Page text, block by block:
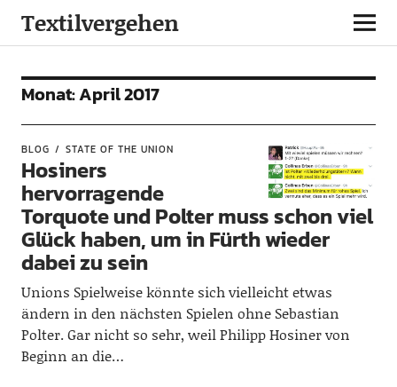
Textilvergehen
Monat:April 2017
BLOG STATE OF THE UNION
Hosiners
hervorragende
Torquote und Polter muss schon viel
Glück haben, um in Fürth wieder
dabei zu sein
Unions Spielweise könnte sich vielleicht etwas
ändern in den nächsten Spielen ohne Sebastian
Polter. Gar nicht so sehr, weil Philipp Hosiner von
Beginn an die…